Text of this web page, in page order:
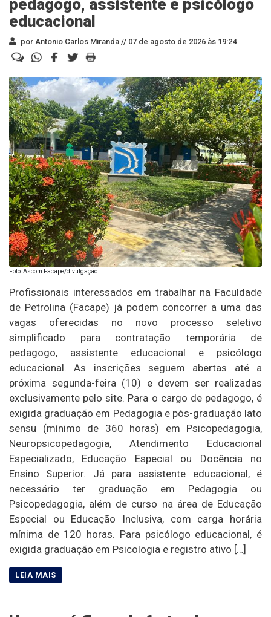
pedagogo, assistente e psicólogo
educacional
por Antonio Carlos Miranda // 07 de agosto de 2026 às 19:24
Foto: Ascom Facape/divulgação
Profissionais interessados em trabalhar na Faculdade
de Petrolina (Facape) já podem concorrer a uma das
vagas oferecidas no novo processo seletivo
simplificado para contratação temporária de
pedagogo, assistente educacional e psicólogo
educacional. As inscrições seguem abertas até a
próxima segunda-feira (10) e devem ser realizadas
exclusivamente pelo site. Para o cargo de pedagogo, é
exigida graduação em Pedagogia e pós-graduação lato
sensu (mínimo de 360 horas) em Psicopedagogia,
Neuropsicopedagogia, Atendimento Educacional
Especializado, Educação Especial ou Docência no
Ensino Superior. Já para assistente educacional, é
necessário ter graduação em Pedagogia ou
Psicopedagogia, além de curso na área de Educação
Especial ou Educação Inclusiva, com carga horária
mínima de 120 horas. Para psicólogo educacional, é
exigida graduação em Psicologia e registro ativo […]